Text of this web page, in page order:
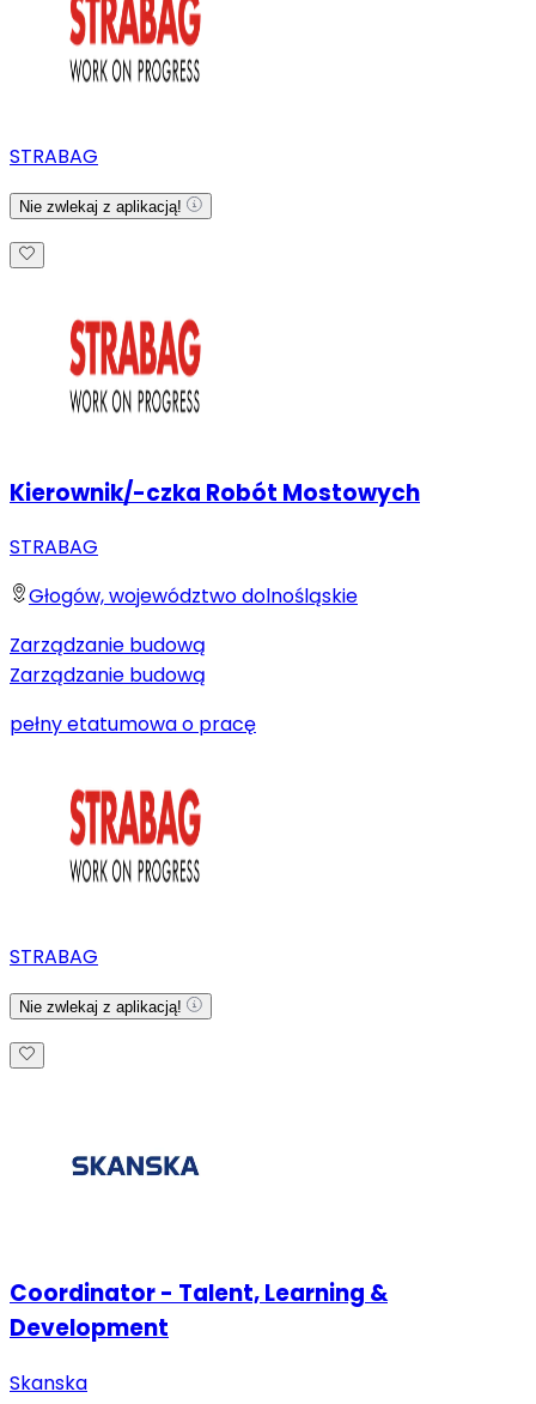
STRABAG
Nie zwlekaj z aplikacją!
Kierownik/-czka Robót Mostowych
STRABAG
Głogów, województwo dolnośląskie
Zarządzanie budową
Zarządzanie budową
pełny etatumowa o pracę
STRABAG
Nie zwlekaj z aplikacją!
Coordinator - Talent, Learning &
Development
Skanska